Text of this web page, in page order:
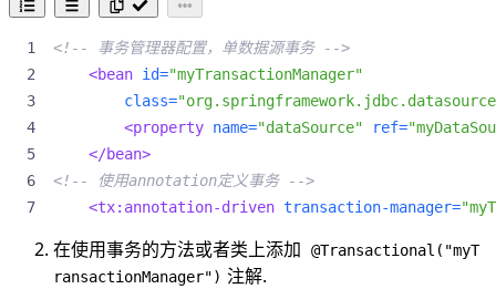
自动提交
spring事务回滚规则
Spring @Transactional的实现
使用中的注意事项
其他优化
Spring 的 AOP 的自调用问题
使用 AspectJ 取代 Spring AOP 代理
自注入
<!-- 事务管理器配置，单数据源事务 -->
<bean id="myTransactionManager"
class=
<property name="dataSource" ref=
</bean>
<!-- 使用annotation定义事务 -->
<tx:annotation-driven transaction-manager=
在使用事务的方法或者类上添加
@Transactional("myT
ransactionManager") 注解.